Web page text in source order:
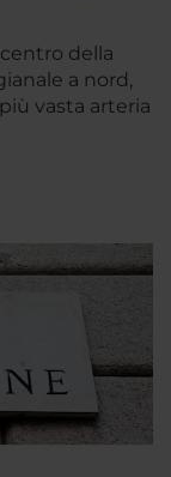
della
a nord,
vasta arteria